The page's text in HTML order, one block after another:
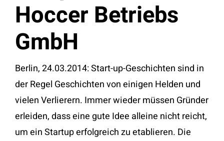
Hoccer Betriebs
GmbH
Berlin, 24.03.2014: Start-up-Geschichten sind in
der Regel Geschichten von einigen Helden und
vielen Verlierern. Immer wieder müssen Gründer
erleiden, dass eine gute Idee alleine nicht reicht,
um ein Startup erfolgreich zu etablieren. Die